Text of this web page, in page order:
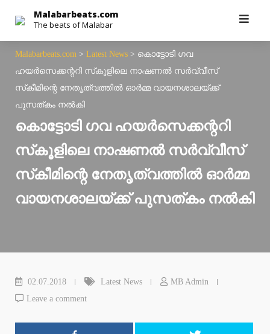
content
Malabarbeats.com
The beats of Malabar
Malabarbeats.com > Latest News > കൊട്ടോടി ഗവ
ഹയര്‍സെക്കന്ററി സ്‌കൂളിലെ നാഷണല്‍ സര്‍വ്വീസ്
സ്‌കീമിന്റെ നേതൃത്വത്തില്‍ ഓര്‍മ്മ വായനശാലയ്ക്ക്
പുസത്കം നല്‍കി
കൊട്ടോടി ഗവ ഹയര്‍സെക്കന്ററി
സ്‌കൂളിലെ നാഷണല്‍ സര്‍വ്വീസ്
സ്‌കീമിന്റെ നേതൃത്വത്തില്‍ ഓര്‍മ്മ
വായനശാലയ്ക്ക് പുസത്കം നല്‍കി
02.07.2018 Latest News
MB Admin
Leave a comment